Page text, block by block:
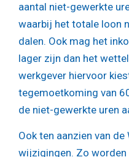
aantal niet-gewerkte
waarbij het totale loon
dalen. Ook mag het
lager zijn dan het
werkgever hiervoor
tegemoetkoming van
de niet-gewerkte uren
Ook ten aanzien van
wijzigingen. Zo